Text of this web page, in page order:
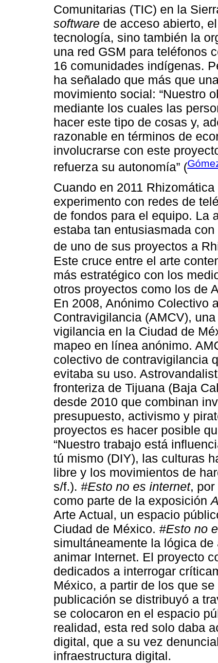
Comunitarias (TIC) en la
software de acceso abierto,
tecnología, sino también la
una red GSM para teléfonos
16 comunidades indígenas.
ha señalado que más que
movimiento social: “Nuestro
mediante los cuales las
hacer este tipo de cosas y,
razonable en términos de
involucrarse con este
refuerza su autonomía” (
Cuando en 2011
experimento con redes de
de fondos para el equipo. La
estaba tan entusiasmada
de uno de sus proyectos a
Este cruce entre el arte
más estratégico con los
otros proyectos como los de
En 2008, Anónimo Colectivo
Contravigilancia (AMCV),
vigilancia en la Ciudad de
mapeo en línea anónimo.
colectivo de contravigilancia
evitaba su uso.
fronteriza de Tijuana (Baja
desde 2010 que combinan
presupuesto, activismo y
proyectos es hacer posible
“Nuestro trabajo está
tú mismo (DIY), las culturas
libre y los movimientos de
s/f.). #Esto no es internet, por
como parte de la exposición
Arte Actual, un espacio
Ciudad de México. #Esto no
simultáneamente la lógica
animar Internet. El proyecto
dedicados a interrogar
México, a partir de los que
publicación se distribuyó a
se colocaron en el espacio
realidad, esta red solo daba
digital, que a su vez
infraestructura digital.